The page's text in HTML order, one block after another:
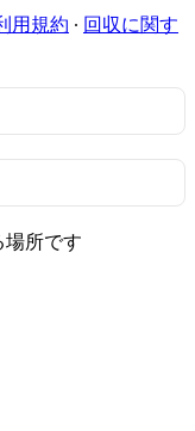
用規約 ∙ 回収に関す
場所です